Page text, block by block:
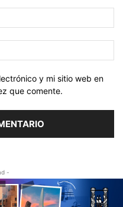
y mi sitio web en
que comente.
-